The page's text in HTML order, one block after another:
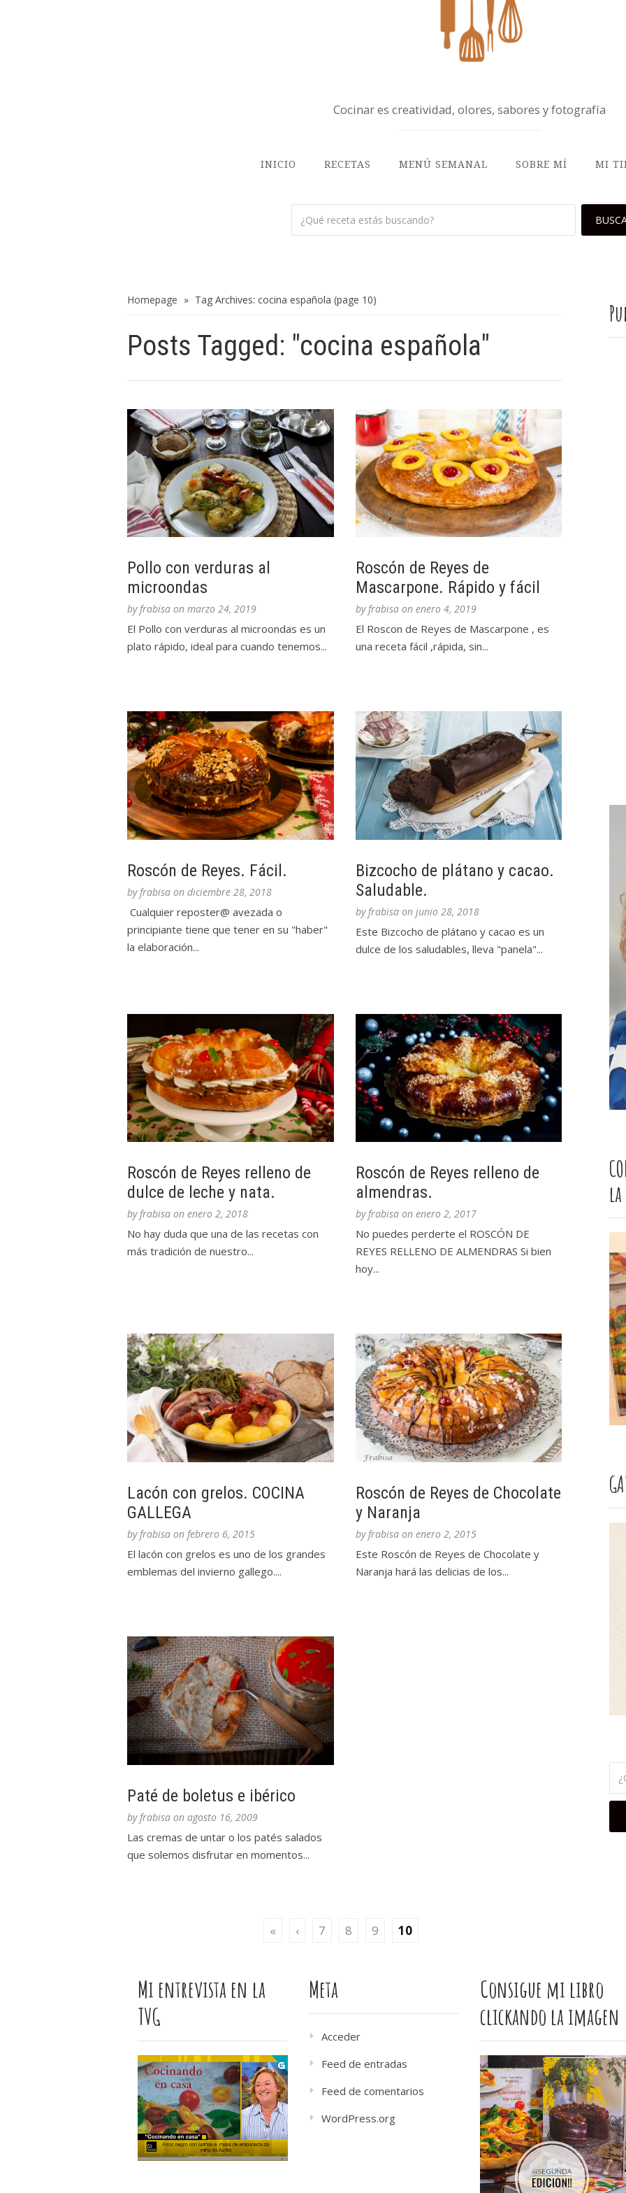
Cocinar es creatividad, olores, sabores y fotografía
INICIO RECETAS MENÚ SEMANAL SOBRE MÍ MI
Homepage » Tag Archives: cocina española (page 10)
Posts Tagged: "cocina española"
Pollo con verduras al
microondas
byfrabisa on marzo 24, 2019
El Pollo con verduras al microondas es un
plato rápido, ideal para cuando tenemos...
Roscón de Reyes de
Mascarpone. Rápido y fácil
byfrabisa on enero 4, 2019
El Roscon de Reyes de Mascarpone , es
una receta fácil ,rápida, sin...
Roscón de Reyes. Fácil.
byfrabisa on diciembre 28, 2018
Cualquier reposter@ avezada o
principiante tiene que tener en su "haber"
la elaboración...
Bizcocho de plátano y cacao.
Saludable.
byfrabisa on junio 28, 2018
Este Bizcocho de plátano y cacao es un
dulce de los saludables, lleva "panela"...
Roscón de Reyes relleno de
dulce de leche y nata.
byfrabisa on enero 2, 2018
No hay duda que una de las recetas con
más tradición de nuestro...
Roscón de Reyes relleno de
almendras.
byfrabisa on enero 2, 2017
No puedes perderte el ROSCÓN DE
REYES RELLENO DE ALMENDRAS Si bien
hoy...
Lacón con grelos. COCINA
GALLEGA
byfrabisa on febrero 6, 2015
El lacón con grelos es uno de los grandes
emblemas del invierno gallego....
Roscón de Reyes de Chocolate
y Naranja
byfrabisa on enero 2, 2015
Este Roscón de Reyes de Chocolate y
Naranja hará las delicias de los...
Paté de boletus e ibérico
by frabisa on agosto 16, 2009
Las cremas de untar o los patés salados
que solemos disfrutar en momentos...
« ‹ 7 8 9 10
Mi entrevista en la
TVG
Meta
Acceder
Feed de entradas
Feed de comentarios
WordPress.org
Consigue mi libro
clickando la imagen